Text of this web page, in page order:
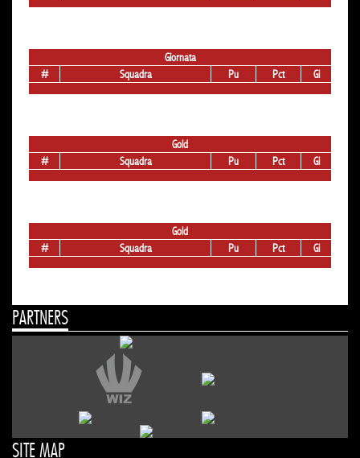
Giornata
#
Squadra Pu Pct Gi
Gold
#
Squadra Pu Pct Gi
Gold
#
Squadra Pu Pct Gi
PARTNERS
SITE MAP